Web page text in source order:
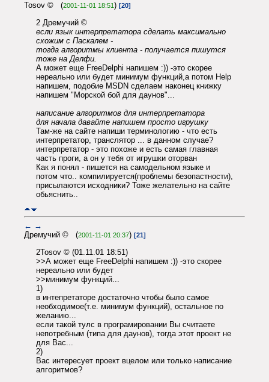
Tosov © (2001-11-01 18:51 ) [20]
2 Дремучий ©
если язык интерпретатора сделать максимально
схожим с Паскалем -
тогда алгоритмы клиента - получается пишутся
тоже на Делфи.
А может еще FreeDelphi напишем :)) -это скорее
нереально или будет минимум функций,а потом Help
напишем, подобие MSDN сделаем наконец книжку
напишем "Морской бой для даунов"...
написание алгоритмов для интерпретатора
для начала давайте напишем просто игрушку
Там-же на сайте напиши терминологию - что есть
интерпретатор, транслятор ... в данном случае?
интерпретатор - это похоже и есть самая главная
часть проги, а он у тебя от игрушки оторван
Как я понял - пишется на самодельном языке и
потом что.. компилируется(проблемы безопастности),
присылаются исходники? Тоже желательно на сайте
обьяснить..
← →
Дремучий © (2001-11-01 20:37) [21]
2Tosov © (01.11.01 18:51)
>>А может еще FreeDelphi напишем :)) -это скорее
нереально или будет
>>минимум функций...
1)
в интепретаторе достаточно чтобы было самое
необходимое(т.е. минимум функций), остальное по
желанию...
если такой тулс в програмировании Вы считаете
непотребным (типа для даунов), тогда этот проект не
для Вас...
2)
Вас интересует проект вцелом или только написание
алгоритмов?